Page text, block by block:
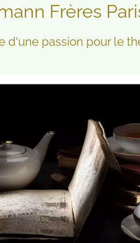
Frères
d'une passion pour le